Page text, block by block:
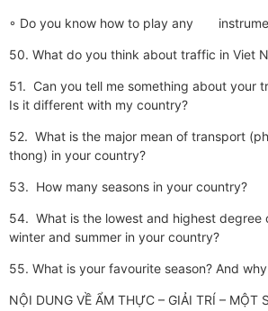
◦ Do you know how to play any
50. What do you think about traffic in Viet
51. Can you tell me something about your
Is it different with my country?
52. What is the major mean of transport
thong) in your country?
53. How many seasons in your country?
54. What is the lowest and highest degree
winter and summer in your country?
55. What is your favourite season? And why
NỘI DUNG VỀ ẨM THỰC – GIẢI TRÍ – MỘT